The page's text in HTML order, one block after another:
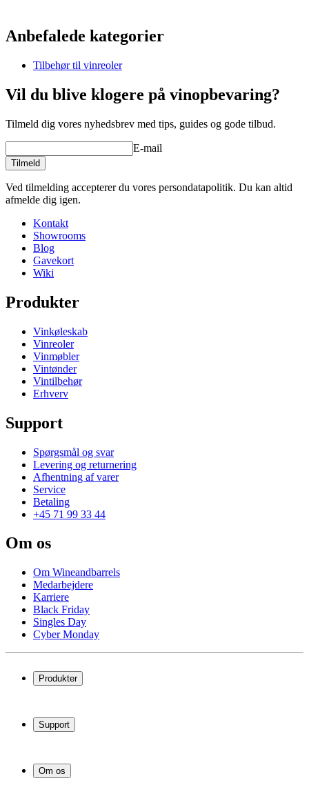
Lav din egen opstilling med disse moduler i vores online værktøj til
ProduktnummerS402
Generelt
Placering
Gulv
FinishSort
LeveringUsamlet
ProducentCaverack
Dimensioner (BxHxD cm)
Højde (cm)10
Bredde (cm)
Vægt (kg)
Anbefalede kategorier
Tilbehør til vinreoler
Vil du blive klogere på vinopbevaring?
Tilmeld dig vores nyhedsbrev med tips, guides og gode tilbud.
E-mail
Tilmeld
Ved tilmelding accepterer du vores persondatapolitik. Du kan altid
afmelde dig igen.
Kontakt
Showrooms
Blog
Gavekort
Wiki
Produkter
Vinkøleskab
Vinreoler
Vinmøbler
Vintønder
Vintilbehør
Erhverv
Support
Spørgsmål og svar
Levering og returnering
Afhentning af varer
Service
Betaling
+45 71 99 33 44
Om os
Om Wineandbarrels
Medarbejdere
Karriere
Black Friday
Singles Day
Cyber Monday
Produkter
Vinreoler
Vinmøbler
Erhverv
Support
Levering og returnering
Afhentning af varer
Om os